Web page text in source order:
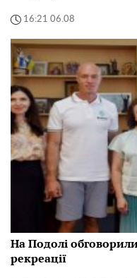
16:21 06.08
На Подолі
рекреації